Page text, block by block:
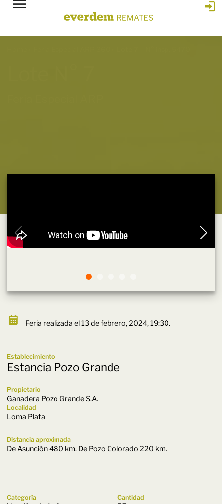
Feria realizada el 13 de febrero, 2024, 19:30.
Establecimiento
Estancia Pozo Grande
Propietario
Ganadera Pozo Grande S.A.
Localidad
Loma Plata
Distancia aproximada
De Asunción 480 km. De Pozo Colorado 220 km.
Categoría Cantidad